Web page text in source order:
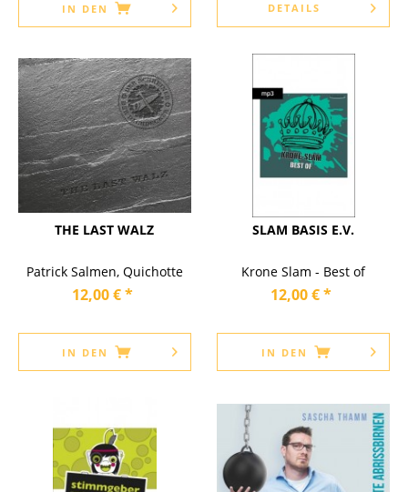
IN DEN DETAILS
THE LAST WALZ
Patrick Salmen, Quichotte
12,00 € *
IN DEN
SLAM BASIS E.V.
Krone Slam - Best of
12,00 € *
IN DEN